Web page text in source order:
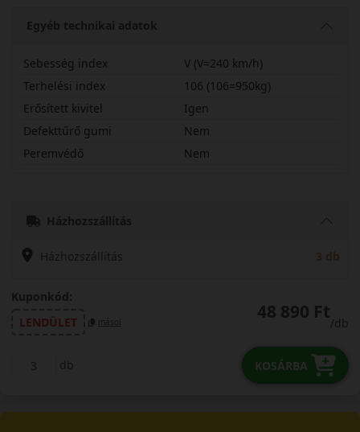
Egyéb technikai adatok
Sebesség index
V (V=240 km/h)
Terhelési index
106 (106=950kg)
Erősített kivitel
Igen
Defekttűrő gumi
Nem
Peremvédő
Nem
Házhozszállítás
Házhozszállítás 3 db
Kuponkód:
LENDÜLET
másol 48 890 Ft
/db
db KOSÁRBA